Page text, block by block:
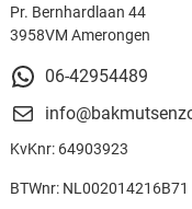
Pr. Bernhardlaan 44
3958VM Amerongen
06-42954489
KvKnr: 64903923
BTWnr: NL002014216B71